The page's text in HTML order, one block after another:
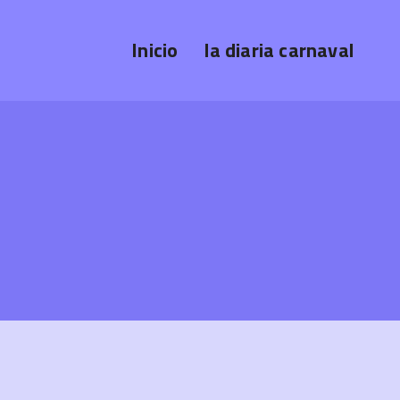
Inicio la diaria carnaval